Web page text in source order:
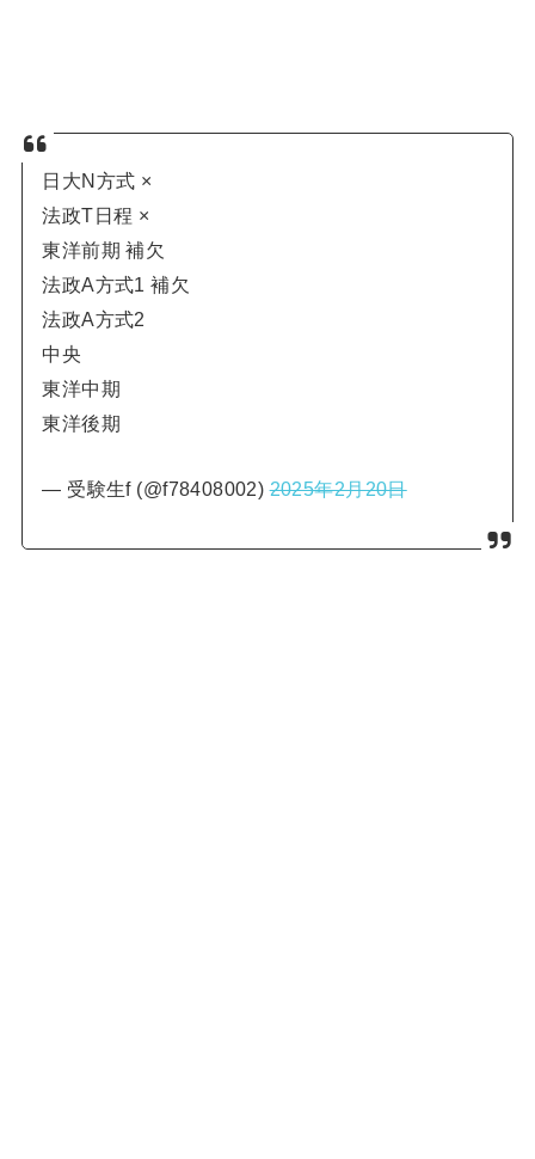
日大N方式 ×
法政T日程 ×
東洋前期 補欠
法政A方式1 補欠
法政A方式2
中央
東洋中期
東洋後期
— 受験生f (@f78408002)2025年2月20日